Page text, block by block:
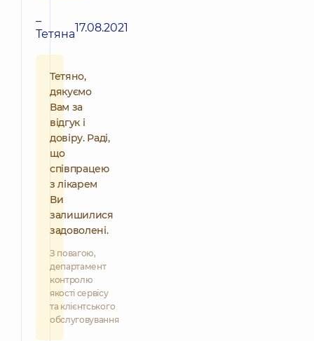
–
Тетяна17.08.2021
Тетяно,
дякуємо
Вам за
відгук і
довіру. Раді,
що
співпрацею
з лікарем
Ви
залишилися
задоволені.
З повагою,
департамент
контролю
якості сервісу
та клієнтського
обслуговування